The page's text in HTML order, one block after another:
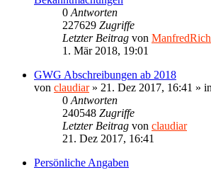
0 Antworten
227629 Zugriffe
Letzter Beitrag von
1. Mär 2018, 19:01
GWG Abschreibungen ab 2018
von claudiar» 21. Dez 2017, 16:41 » in
0 Antworten
240548 Zugriffe
Letzter Beitrag von claudiar
21. Dez 2017, 16:41
Persönliche Angaben